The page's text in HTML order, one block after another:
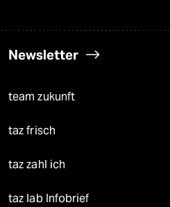
Newsletter
team zukunft
taz frisch
taz zahl ich
taz lab Infobrief